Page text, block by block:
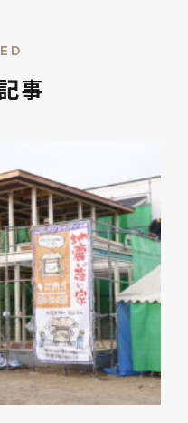
事